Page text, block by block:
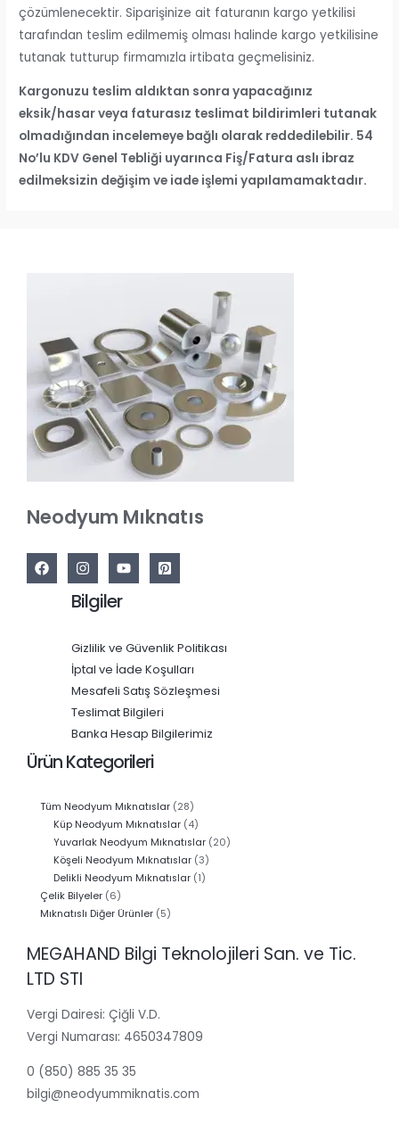
çözümlenecektir. Siparişinize ait faturanın kargo yetkilisi
tarafından teslim edilmemiş olması halinde kargo yetkilisine
tutanak tutturup firmamızla irtibata geçmelisiniz.
Kargonuzu teslim aldıktan sonra yapacağınız
eksik/hasar veya faturasız teslimat bildirimleri tutanak
olmadığından incelemeye bağlı olarak reddedilebilir. 54
No’lu KDV Genel Tebliği uyarınca Fiş/Fatura aslı ibraz
edilmeksizin değişim ve iade işlemi yapılamamaktadır.
Neodyum Mıknatıs
Bilgiler
Gizlilik ve Güvenlik Politikası
İptal ve İade Koşulları
Mesafeli Satış Sözleşmesi
Teslimat Bilgileri
Banka Hesap Bilgilerimiz
Ürün Kategorileri
Tüm Neodyum Mıknatıslar 2828
ürün
Küp Neodyum Mıknatıslar 44
ürün
Yuvarlak Neodyum Mıknatıslar 2020
Köşeli Neodyum Mıknatıslar 33
ürün
Delikli Neodyum Mıknatıslar 11
Çelik Bilyeler 66
ürün
Mıknatıslı Diğer Ürünler 55
MEGAHAND Bilgi Teknolojileri San. ve Tic.
LTD STI
Vergi Dairesi: Çiğli V.D.
Vergi Numarası: 4650347809
0 (850) 885 35 35
bilgi@neodyummiknatis.com